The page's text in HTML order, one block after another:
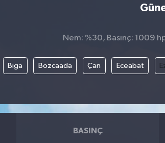
Nem: %30, Basınç: 1009
Biga Bozcaada Çan Eceabat
BASINÇ